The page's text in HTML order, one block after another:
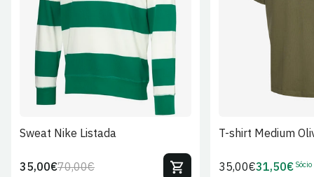
S XL 2XL
Sweat Nike Listada
Preço
70,00€Preço
35,00€
T-shirt Medium
Preço
35,00€Preço
31,50€ Sócio